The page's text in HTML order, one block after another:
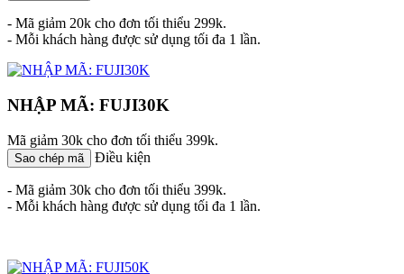
- Mã giảm 20k cho đơn tối thiểu 299k.
- Mỗi khách hàng được sử dụng tối đa 1 lần.
NHẬP MÃ: FUJI30K
Mã giảm 30k cho đơn tối thiểu 399k.
Sao chép mã Điều kiện
- Mã giảm 30k cho đơn tối thiểu 399k.
- Mỗi khách hàng được sử dụng tối đa 1 lần.